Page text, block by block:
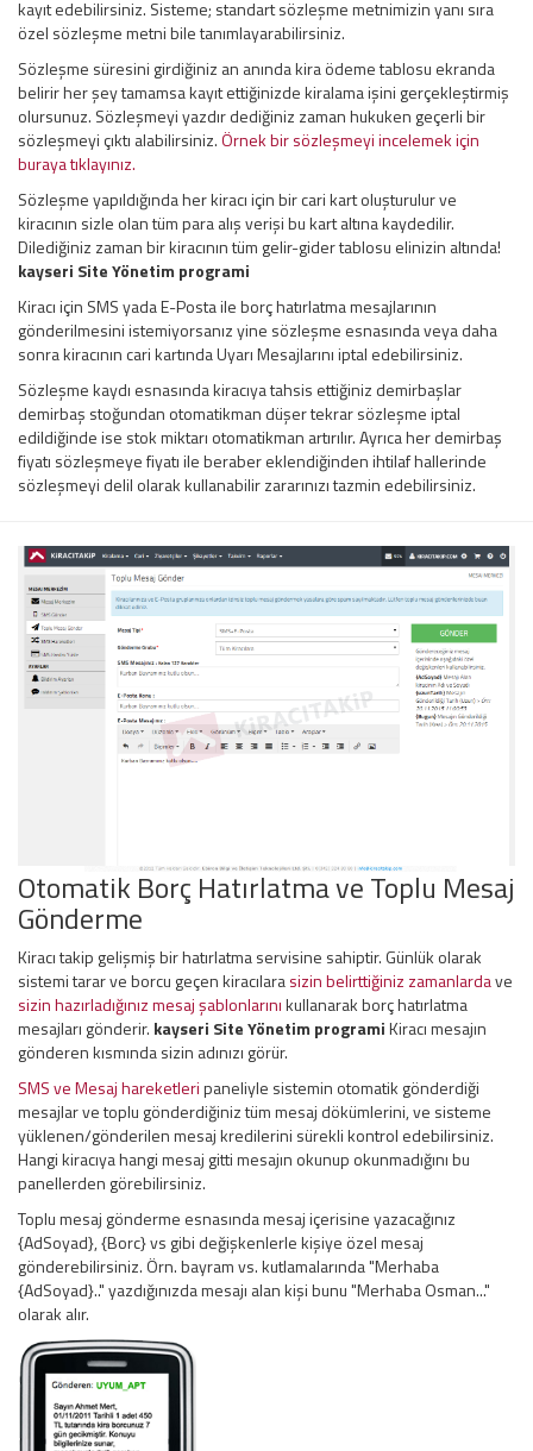
kayıt edebilirsiniz. Sisteme; standart sözleşme metnimizin yanı sıra
özel sözleşme metni bile tanımlayarabilirsiniz.
Sözleşme süresini girdiğiniz an anında kira ödeme tablosu ekranda
belirir her şey tamamsa kayıt ettiğinizde kiralama işini gerçekleştirmiş
olursunuz. Sözleşmeyi yazdır dediğiniz zaman hukuken geçerli bir
sözleşmeyi çıktı alabilirsiniz.Örnek bir sözleşmeyi incelemek için
buraya tıklayınız.
Sözleşme yapıldığında her kiracı için bir cari kart oluşturulur ve
kiracının sizle olan tüm para alış verişi bu kart altına kaydedilir.
Dilediğiniz zaman bir kiracının tüm gelir-gider tablosu elinizin altında!
kayseri Site Yönetim programi
Kiracı için SMS yada E-Posta ile borç hatırlatma mesajlarının
gönderilmesini istemiyorsanız yine sözleşme esnasında veya daha
sonra kiracının cari kartında Uyarı Mesajlarını iptal edebilirsiniz.
Sözleşme kaydı esnasında kiracıya tahsis ettiğiniz demirbaşlar
demirbaş stoğundan otomatikman düşer tekrar sözleşme iptal
edildiğinde ise stok miktarı otomatikman artırılır. Ayrıca her demirbaş
fiyatı sözleşmeye fiyatı ile beraber eklendiğinden ihtilaf hallerinde
sözleşmeyi delil olarak kullanabilir zararınızı tazmin edebilirsiniz.
Otomatik Borç Hatırlatma ve Toplu Mesaj
Gönderme
Kiracı takip gelişmiş bir hatırlatma servisine sahiptir. Günlük olarak
sistemi tarar ve borcu geçen kiracılarasizin belirttiğiniz zamanlardave
sizin hazırladığınız mesaj şablonlarınıkullanarak borç hatırlatma
mesajları gönderir. kayseri Site Yönetim programiKiracı mesajın
gönderen kısmında sizin adınızı görür.
SMS ve Mesaj hareketleripaneliyle sistemin otomatik gönderdiği
mesajlar ve toplu gönderdiğiniz tüm mesaj dökümlerini, ve sisteme
yüklenen/gönderilen mesaj kredilerini sürekli kontrol edebilirsiniz.
Hangi kiracıya hangi mesaj gitti mesajın okunup okunmadığını bu
panellerden görebilirsiniz.
Toplu mesaj gönderme esnasında mesaj içerisine yazacağınız
{AdSoyad}, {Borc} vs gibi değişkenlerle kişiye özel mesaj
gönderebilirsiniz. Örn. bayram vs. kutlamalarında "Merhaba
{AdSoyad}.." yazdığınızda mesajı alan kişi bunu "Merhaba Osman..."
olarak alır.